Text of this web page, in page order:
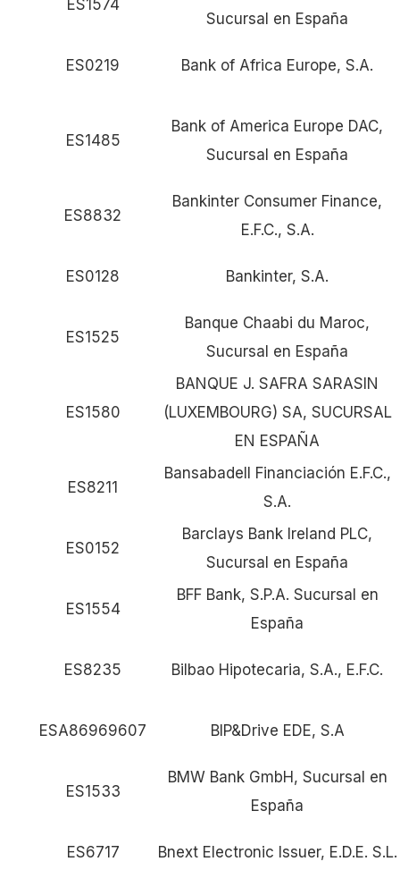
ES1574
Sucursal en España
ES0219 Bank of Africa Europe, S.A.
ES1485
Bank of America Europe DAC,
Sucursal en España
ES8832
Bankinter Consumer Finance,
E.F.C., S.A.
ES0128 Bankinter, S.A.
ES1525
Banque Chaabi du Maroc,
Sucursal en España
ES1580
BANQUE J. SAFRA SARASIN
(LUXEMBOURG) SA, SUCURSAL
EN ESPAÑA
ES8211
Bansabadell Financiación E.F.C.,
S.A.
ES0152
Barclays Bank Ireland PLC,
Sucursal en España
ES1554
BFF Bank, S.P.A. Sucursal en
España
ES8235 Bilbao Hipotecaria, S.A., E.F.C.
ESA86969607 BIP&Drive EDE, S.A
ES1533
BMW Bank GmbH, Sucursal en
España
ES6717 Bnext Electronic Issuer, E.D.E. S.L.